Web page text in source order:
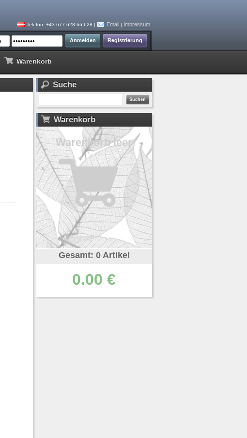
Telefon: +43 677 628 66 628 | Email | Impressum
Warenkorb
Suche
Warenkorb
Warenkorb leer
Gesamt: 0 Artikel
0.00 €